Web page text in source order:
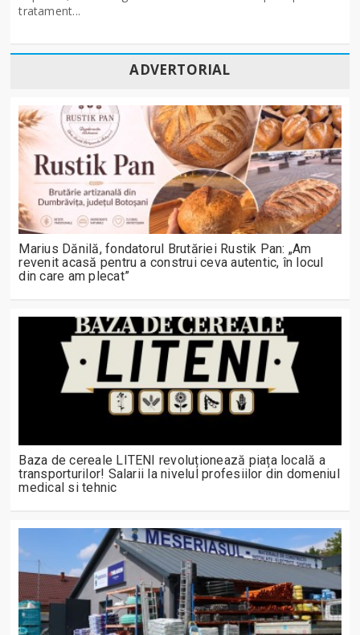
tratament...
ADVERTORIAL
Marius Dănilă, fondatorul Brutăriei Rustik Pan: „Am
revenit acasă pentru a construi ceva autentic, în locul
din care am plecat”
Baza de cereale LITENI revoluționează piața locală a
transporturilor! Salarii la nivelul profesiilor din domeniul
medical si tehnic